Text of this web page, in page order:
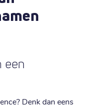
een
Denk dan eens